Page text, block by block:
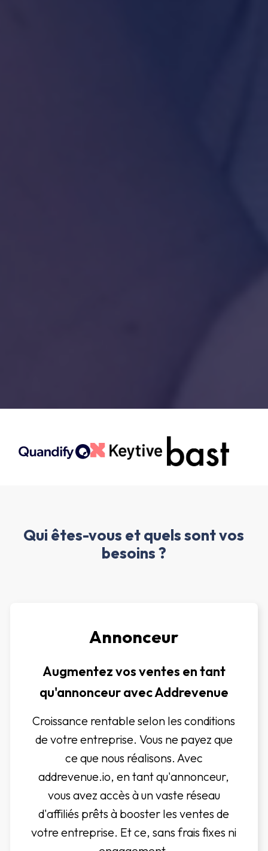
Qui êtes-vous et quels sont vos
besoins ?
Annonceur
Augmentez vos ventes en tant
qu'annonceur avec Addrevenue
Croissance rentable selon les conditions
de votre entreprise. Vous ne payez que
ce que nous réalisons. Avec
addrevenue.io, en tant qu'annonceur,
vous avez accès à un vaste réseau
d'affiliés prêts à booster les ventes de
votre entreprise. Et ce, sans frais fixes ni